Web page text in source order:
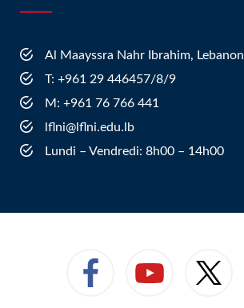
Al Maayssra Nahr Ibrahim, Lebanon
​T: +961 29 446457/8/9
​M: +961 76 766 441
lflni@lflni.edu.lb
Lundi – Vendredi: 8h00 – 14h00